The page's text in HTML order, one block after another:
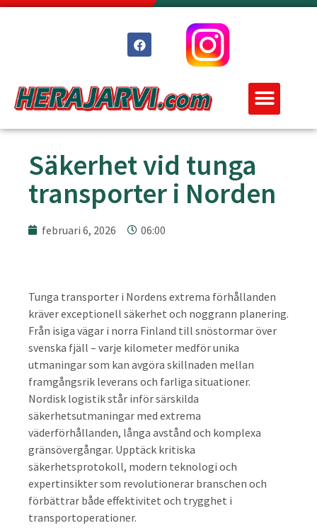
Säkerhet vid tunga
transporter i Norden
februari 6, 2026 06:00
Tunga transporter i Nordens extrema förhållanden
kräver exceptionell säkerhet och noggrann planering.
Från isiga vägar i norra Finland till snöstormar över
svenska fjäll – varje kilometer medför unika
utmaningar som kan avgöra skillnaden mellan
framgångsrik leverans och farliga situationer.
Nordisk logistik står inför särskilda
säkerhetsutmaningar med extrema
väderförhållanden, långa avstånd och komplexa
gränsövergångar. Upptäck kritiska
säkerhetsprotokoll, modern teknologi och
expertinsikter som revolutionerar branschen och
förbättrar både effektivitet och trygghet i
transportoperationer.